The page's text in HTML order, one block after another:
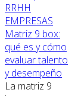
RRHH
EMPRESAS
Matriz 9 box:
qué es y cómo
evaluar talento
y desempeño
La matriz 9